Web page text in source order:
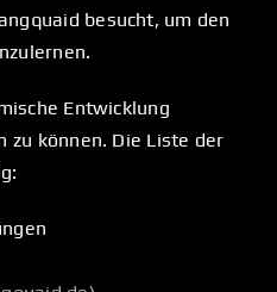
besucht, um den
Entwicklung
können. Die Liste der